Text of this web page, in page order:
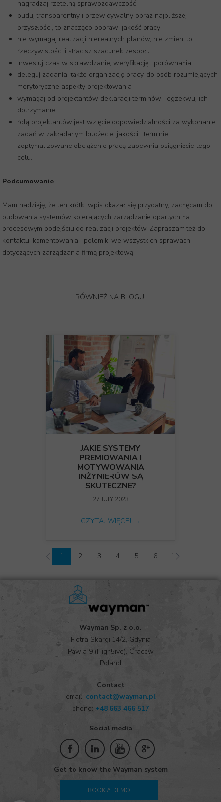
RÓWNIEŻ NA BLOGU:
JAKIE SYSTEMY
PREMIOWANIA I
MOTYWOWANIA
INŻYNIERÓW SĄ
SKUTECZNE?
27 JULY 2023
CZYTAJ WIĘCEJ →
1 2 3 4 5 6 7
nagradzaj rzetelną sprawozdawczość
buduj transparentny i przewidywalny obraz najbliższej
przyszłości, to znacząco poprawi jakość pracy
nie wymagaj realizacji nierealnych planów, nie zmieni to
rzeczywistości i stracisz szacunek zespołu
inwestuj czas w sprawdzanie, weryfikację i porównania,
deleguj zadania, także organizację pracy, do osób rozumiejących
merytoryczne aspekty projektowania
wymagaj od projektantów deklaracji terminów i egzekwuj ich
dotrzymanie
rolą projektantów jest wzięcie odpowiedzialności za wykonanie
zadań w zakładanym budżecie, jakości i terminie,
zoptymalizowane obciążenie pracą zapewnia osiągnięcie tego
celu.
Podsumowanie
Mam nadzieję, że ten krótki wpis okazał się przydatny, zachęcam do
budowania systemów spierających zarządzanie opartych na
procesowym podejściu do realizacji projektów. Zapraszam też do
kontaktu, komentowania i polemiki we wszystkich sprawach
dotyczących zarządzania firmą projektową.
BOOK A DEMO
Get to know the Wayman system
Social media
Contact
email: contact@wayman.pl
phone: +48 663 466 517
Wayman Sp. z o.o.
Piotra Skargi 14/2, Gdynia
Pawia 9 (High5ive), Cracow
Poland